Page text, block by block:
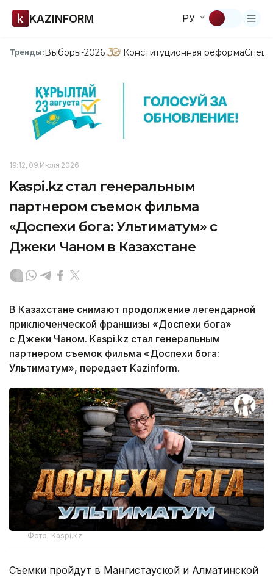
KAZINFORM РУ
Тренды:Выборы-2026 Конституционная реформа
19:12, 09 Июля 2026
Kaspi.kz стал генеральным
партнером съемок фильма
«Доспехи бога: Ультиматум» с
Джеки Чаном в Казахстане
В Казахстане снимают продолжение легендарной
приключенческой франшизы «Доспехи бога»
с Джеки Чаном. Kaspi.kz стал генеральным
партнером съемок фильма «Доспехи бога:
Ультиматум», передает Kazinform.
Фото: Kaspi.kz
Съемки пройдут в Мангистауской и Алматинской